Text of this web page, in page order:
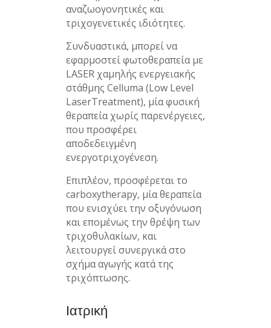
αναζωογονητικές και
τριχογενετικές ιδιότητες.
Συνδυαστικά, μπορεί να
εφαρμοστεί φωτοθεραπεία με
LASER χαμηλής ενεργειακής
στάθμης Celluma (Low Level
LaserTreatment), μία φυσική
θεραπεία χωρίς παρενέργειες,
που προσφέρει
αποδεδειγμένη
ενεργοτριχογένεση.
Επιπλέον, προσφέρεται το
carboxytherapy, μία θεραπεία
που ενισχύει την οξυγόνωση
και επομένως την θρέψη των
τριχοθυλακίων, και
λειτουργεί συνεργικά στο
σχήμα αγωγής κατά της
τριχόπτωσης.
Ιατρική